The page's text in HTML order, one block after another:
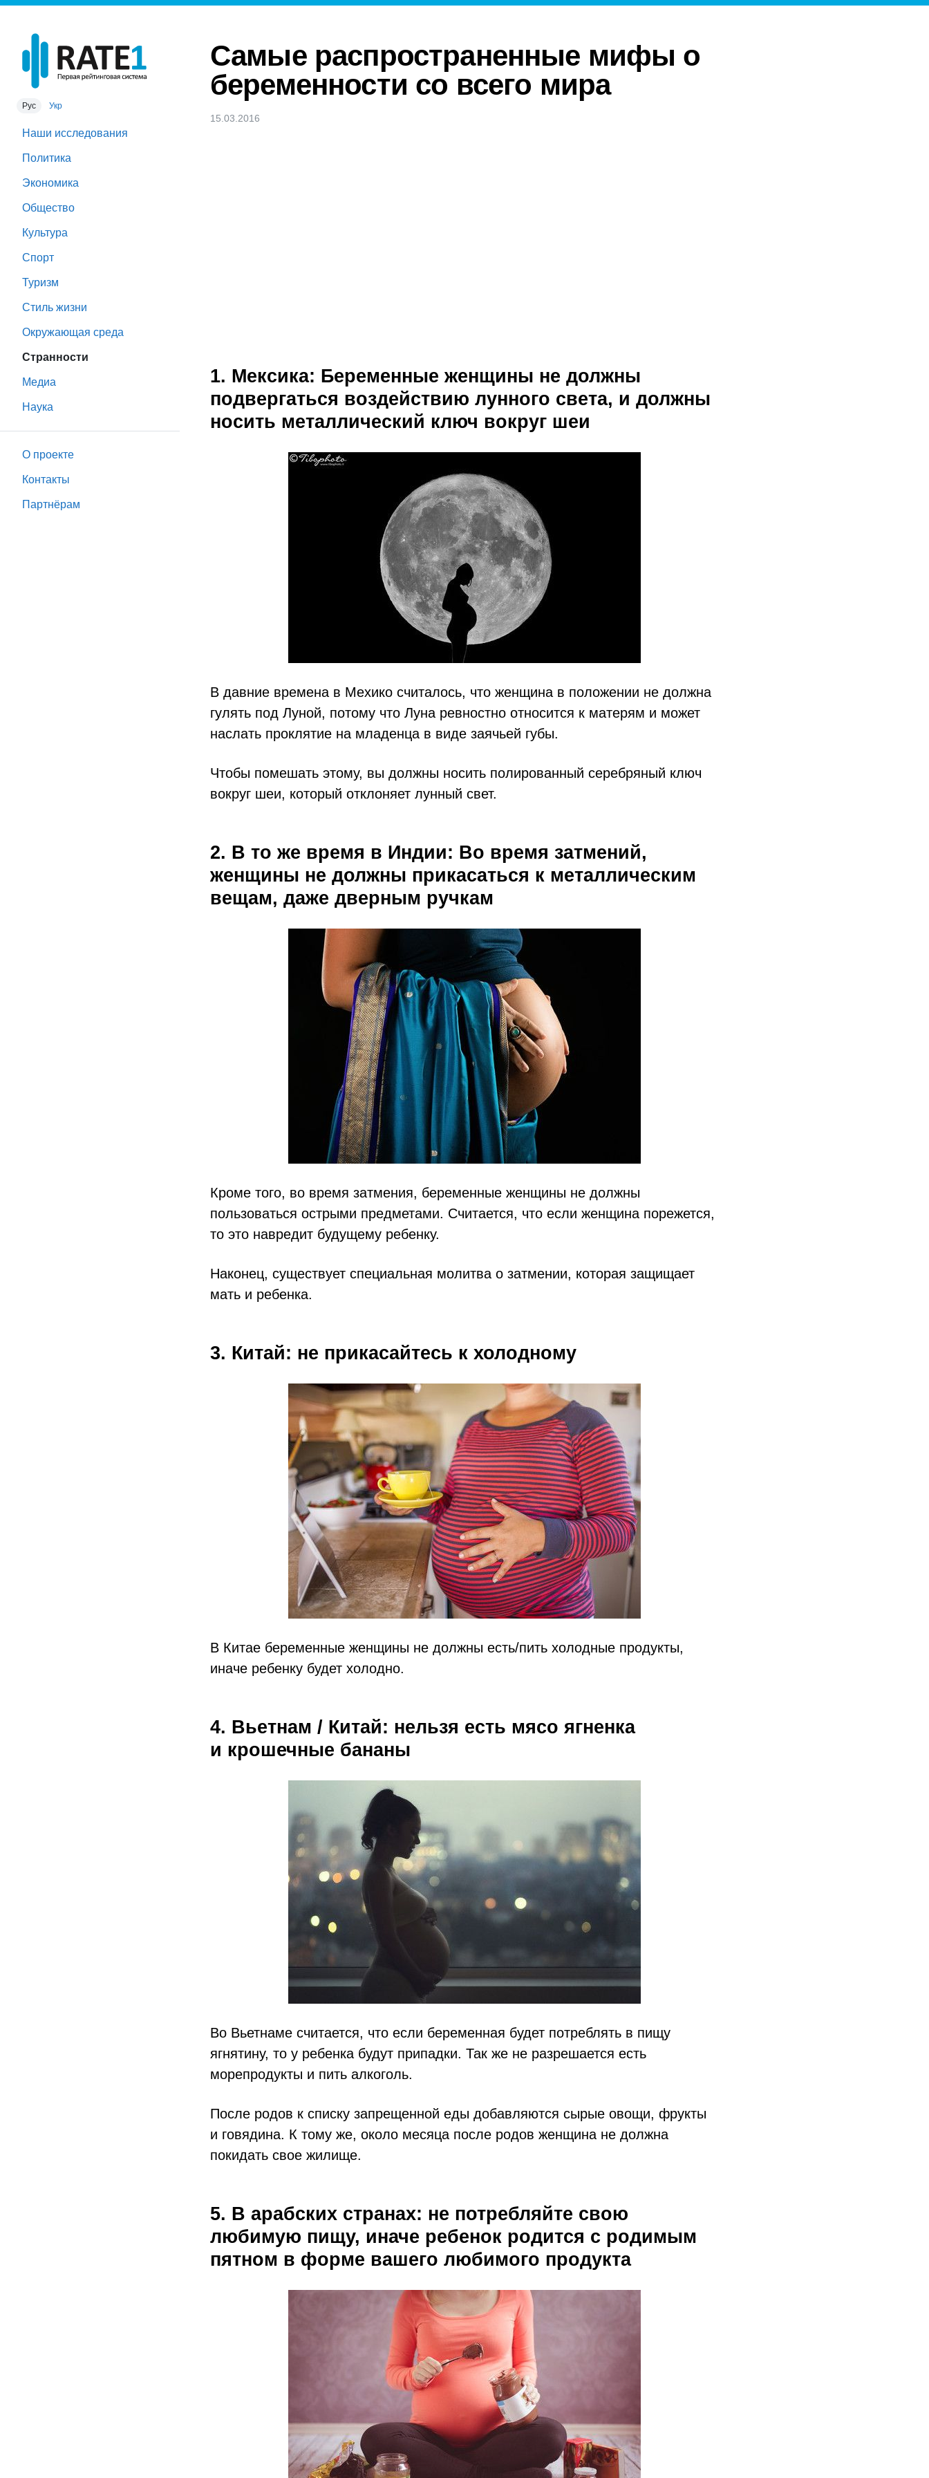
Рус Укр
Наши исследования
Политика
Экономика
Общество
Культура
Спорт
Туризм
Стиль жизни
Окружающая среда
Странности
Медиа
Наука
О проекте
Контакты
Партнёрам
Самые распространенные мифы о
беременности со всего мира
15.03.2016
1. Мексика: Беременные женщины не должны
подвергаться воздействию лунного света, и должны
носить металлический ключ вокруг шеи
В давние времена в Мехико считалось, что женщина в положении не должна
гулять под Луной, потому что Луна ревностно относится к матерям и может
наслать проклятие на младенца в виде заячьей губы.
Чтобы помешать этому, вы должны носить полированный серебряный ключ
вокруг шеи, который отклоняет лунный свет.
2. В то же время в Индии: Во время затмений,
женщины не должны прикасаться к металлическим
вещам, даже дверным ручкам
Кроме того, во время затмения, беременные женщины не должны
пользоваться острыми предметами. Считается, что если женщина порежется,
то это навредит будущему ребенку.
Наконец, существует специальная молитва о затмении, которая защищает
мать и ребенка.
3. Китай: не прикасайтесь к холодному
В Китае беременные женщины не должны есть/​пить холодные продукты,
иначе ребенку будет холодно.
4. Вьетнам / Китай: нельзя есть мясо ягненка
и крошечные бананы
Во Вьетнаме считается, что если беременная будет потреблять в пищу
ягнятину, то у ребенка будут припадки. Так же не разрешается есть
морепродукты и пить алкоголь.
После родов к списку запрещенной еды добавляются сырые овощи, фрукты
и говядина. К тому же, около месяца после родов женщина не должна
покидать свое жилище.
5. В арабских странах: не потребляйте свою
любимую пищу, иначе ребенок родится с родимым
пятном в форме вашего любимого продукта